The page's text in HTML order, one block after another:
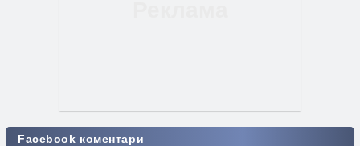
Facebook коментари